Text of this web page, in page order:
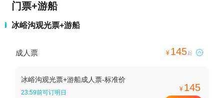
门票+游船
冰峪沟观光票+游船
成人票 ¥ 145起 
冰峪沟观光票+游船成人票-标准价
23:59前可订明日 ¥ 145